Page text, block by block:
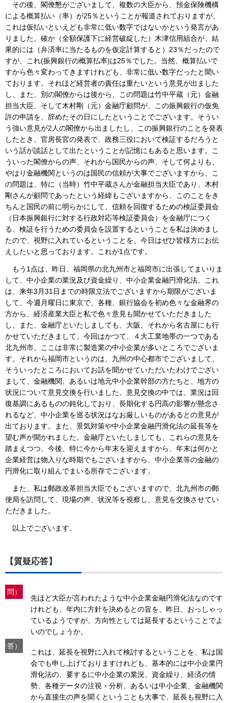
その後、閣僚懇がございまして、複数の大臣から、預金保険機構
による概算払い（率）が25％ということが報道されておりますが、
これは仮払いといえども非常に低い数字ではないかという発言があ
りました。確か（全額保護下に経営破綻した）木津信用組合が、結
果的には（弁済率に当たるものを仮定計算すると）23％だったので
すが、これ(振興銀行の概算払率)は25％でした。当然、概算払いで
すから色々変わってきますけれども、非常に低い数字だったと聞い
ております。それほど経営者の責任は重たいという意見が出ました
し、また、別の閣僚からは後から、この問題は竹中平蔵（元）金融
担当大臣、そして木村剛（元）金融庁顧問が、この振興銀行の仮免
許の申請を、辞めたその日にしたということでございます。そうい
う強い意見が2人の閣僚から出ましたし、この振興銀行のことを発表
したとき、官房長官の発表で、政務三役において検証するだろうと
いう話が談話として出たということが記憶にもあると思います。こ
ういった閣僚からの声、それから国民からの声、そして何よりも、
やはり金融機関というのは国民の信頼が大事でございますから、こ
の問題は、特に（当時）竹中平蔵さんが金融担当大臣であり、木村
剛さんが顧問であったという経緯もございますから、このことをき
ちんと国民の前に明らかにして、信頼を回復するための検証委員会
（日本振興銀行に対する行政対応等検証委員会）を金融庁につく
る、検証を行うための委員会を設置するということを私は決めまし
たので、視野に入れているということを、今日はぜひ皆様方にお伝
えしたいと思っております。これが1点です。
もう1点は、昨日、福岡県の北九州市と福岡市に出張してまいりま
して、中小企業の業況及び資金繰り、中小企業金融円滑化法、これ
は、来年3月31日までの時限立法でございますから期限がございま
して、今週月曜日に東京で、各種、銀行協会を初め色々な金融界の
方から、経済産業大臣と私で色々意見も聞かせていただきました
し、また、金融庁といたしましても、大阪、それから名古屋にも行
かせていただきまして、今回はかつて、４大工業地帯の一つである
北九州市、ここは非常に製造業の中小企業が多いところでございま
す。それから福岡市というのは、九州の中心都市でございまして、
そういったところにおいてお話を聞かせていただいたわけでござい
まして、金融機関、あるいは地元中小企業幹部の方たちと、地方の
状況について意見交換を行いました。意見交換の中では、業況は回
復基調にあるものの鈍化しており、長期化する円高の影響が懸念さ
れるなど、中小企業を巡る状況はなお厳しいものがあるとの意見が
出ております。また、景気対策や中小企業金融円滑化法の延長等を
望む声が聞かれました。金融庁といたしましても、これらの意見を
踏まえつつ、今後、特に今から年末を迎えますから、年末は何かと
企業経営は物入りな時期でもございますから、中小企業等の金融の
円滑化に取り組んでまいる所存でございます。
また、私は郵政改革担当大臣でもございますので、北九州市の郵
便局を訪問して、現場の声、状況等を視察し、意見を交換させてい
ただきました。
以上でございます。
【質疑応答】
問）
先ほど大臣が言われたような中小企業金融円滑化法なのです
けれども、年内に方針を決めるとの旨を、昨日、おっしゃっ
ているようですが、方向性としては延長するということでよ
いのでしょうか。
答）
これは、延長を視野に入れて検討するということを、私は国
会でも申し上げておりますけれども、基本的には中小企業円
滑化法の、要するに中小企業の業況、資金繰り、経済の情
勢、各種データの注視・分析、あるいは中小企業、金融機関
から直接生の声を聞くということも大事で、延長も視野に入